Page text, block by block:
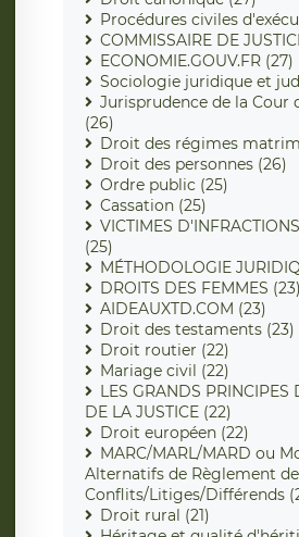
Procédures civiles
COMMISSAIRE DE
ECONOMIE.GOUV.FR (27)
Sociologie juridique et
Jurisprudence de la Cour
(26)
Droit des régimes
Droit des personnes (26)
Ordre public (25)
Cassation (25)
VICTIMES
(25)
MÉTHODOLOGIE
DROITS DES FEMMES (23)
AIDEAUXTD.COM (23)
Droit des testaments (23)
Droit routier (22)
Mariage civil (22)
LES GRANDS PRINCIPES
DE LA JUSTICE (22)
Droit européen (22)
MARC/MARL/MARD ou
Alternatifs de Règlement
Conflits/Litiges/Différends
Droit rural (21)